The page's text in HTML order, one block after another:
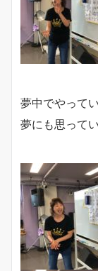
夢中でやって
夢にも思って